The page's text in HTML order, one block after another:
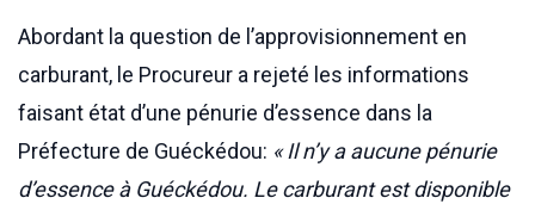
Abordant la question de l’approvisionnement en
carburant, le Procureur a rejeté les informations
faisant état d’une pénurie d’essence dans la
Préfecture de Guéckédou: « Il n’y a aucune pénurie
d’essence à Guéckédou. Le carburant est disponible